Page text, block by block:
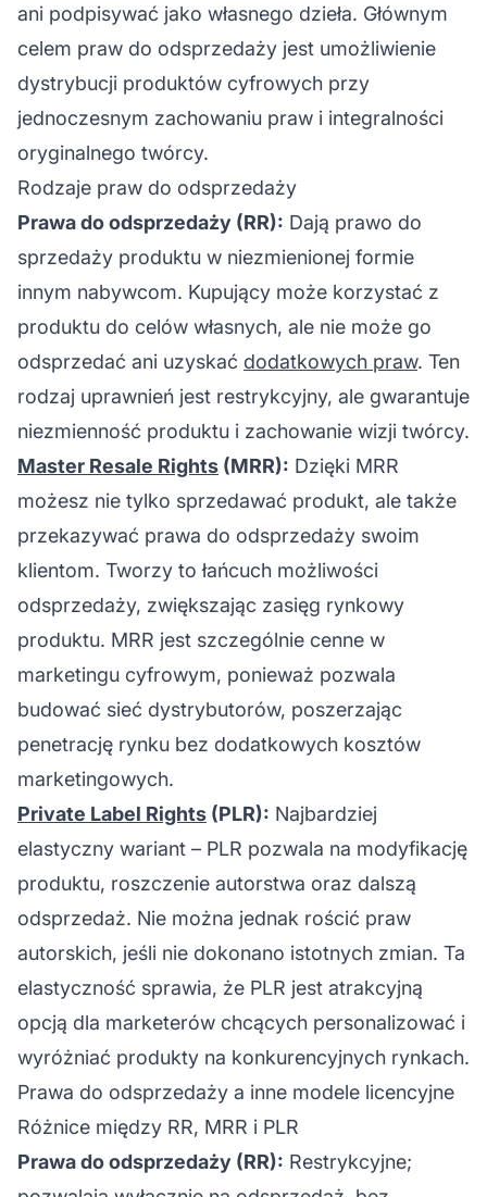
ani podpisywać jako własnego dzieła. Głównym
celem praw do odsprzedaży jest umożliwienie
dystrybucji produktów cyfrowych przy
jednoczesnym zachowaniu praw i integralności
oryginalnego twórcy.
Rodzaje praw do odsprzedaży
Prawa do odsprzedaży (RR): Dają prawo do
sprzedaży produktu w niezmienionej formie
innym nabywcom. Kupujący może korzystać z
produktu do celów własnych, ale nie może go
odsprzedać ani uzyskać dodatkowych praw. Ten
rodzaj uprawnień jest restrykcyjny, ale gwarantuje
niezmienność produktu i zachowanie wizji twórcy.
Master Resale Rights (MRR): Dzięki MRR
możesz nie tylko sprzedawać produkt, ale także
przekazywać prawa do odsprzedaży swoim
klientom. Tworzy to łańcuch możliwości
odsprzedaży, zwiększając zasięg rynkowy
produktu. MRR jest szczególnie cenne w
marketingu cyfrowym, ponieważ pozwala
budować sieć dystrybutorów, poszerzając
penetrację rynku bez dodatkowych kosztów
marketingowych.
Private Label Rights (PLR): Najbardziej
elastyczny wariant – PLR pozwala na modyfikację
produktu, roszczenie autorstwa oraz dalszą
odsprzedaż. Nie można jednak rościć praw
autorskich, jeśli nie dokonano istotnych zmian. Ta
elastyczność sprawia, że PLR jest atrakcyjną
opcją dla marketerów chcących personalizować i
wyróżniać produkty na konkurencyjnych rynkach.
Prawa do odsprzedaży a inne modele licencyjne
Różnice między RR, MRR i PLR
Prawa do odsprzedaży (RR): Restrykcyjne;